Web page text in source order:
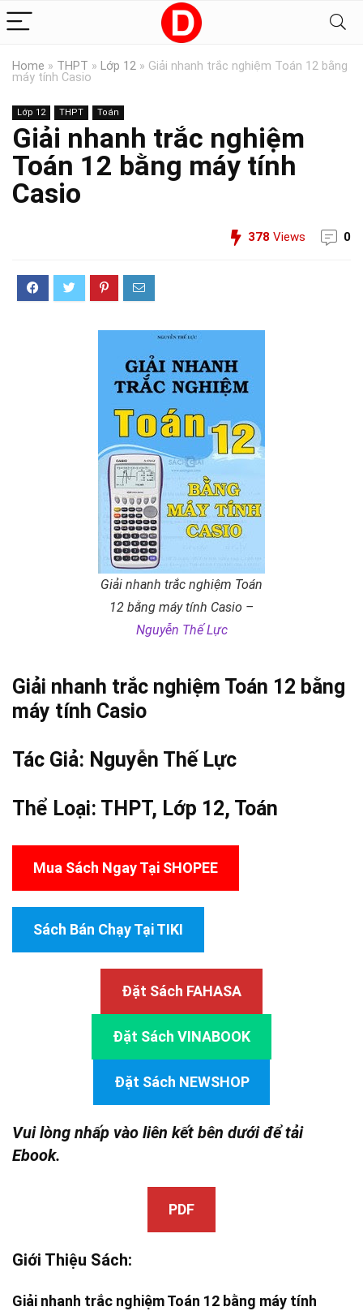
Home » THPT » Lớp 12 » Giải nhanh trắc nghiệm Toán 12 bằng
máy tính Casio
Lớp 12 THPT Toán
Giải nhanh trắc nghiệm
Toán 12 bằng máy tính
Casio
378 Views 0
Giải nhanh trắc nghiệm Toán
12 bằng máy tính Casio –
Nguyễn Thế Lực
Giải nhanh trắc nghiệm Toán 12 bằng
máy tính Casio
Tác Giả: Nguyễn Thế Lực
Thể Loại: THPT, Lớp 12, Toán
Mua Sách Ngay Tại SHOPEE
Sách Bán Chạy Tại TIKI
Đặt Sách FAHASA
Đặt Sách VINABOOK
Đặt Sách NEWSHOP
Vui lòng nhấp vào liên kết bên dưới để tải
Ebook.
PDF
Giới Thiệu Sách:
Giải nhanh trắc nghiệm Toán 12 bằng máy tính